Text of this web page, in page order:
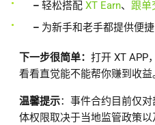
– 轻松搭配 XT Earn、 跟单
– 为新手和老手都提供便
下一步很简单： 打开 XT APP
看看直觉能不能帮你赚到收益
温馨提示：事件合约目前仅
体权限取决于当地监管政策以